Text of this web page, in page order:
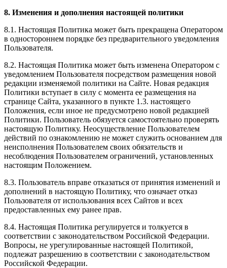
8. Изменения и дополнения настоящей политики
8.1. Настоящая Политика может быть прекращена Оператором
в одностороннем порядке без предварительного уведомления
Пользователя.
8.2. Настоящая Политика может быть изменена Оператором с
уведомлением Пользователя посредством размещения новой
редакции изменяемой политики на Сайте. Новая редакция
Политики вступает в силу с момента ее размещения на
странице Сайта, указанного в пункте 1.3. настоящего
Положения, если иное не предусмотрено новой редакцией
Политики. Пользователь обязуется самостоятельно проверять
настоящую Политику. Неосуществление Пользователем
действий по ознакомлению не может служить основанием для
неисполнения Пользователем своих обязательств и
несоблюдения Пользователем ограничений, установленных
настоящим Положением.
8.3. Пользователь вправе отказаться от принятия изменений и
дополнений в настоящую Политику, что означает отказ
Пользователя от использования всех Сайтов и всех
предоставленных ему ранее прав.
8.4. Настоящая Политика регулируется и толкуется в
соответствии с законодательством Российской Федерации.
Вопросы, не урегулированные настоящей Политикой,
подлежат разрешению в соответствии с законодательством
Российской Федерации.